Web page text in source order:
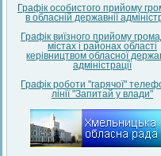
Графік особистого прийому
в обласній державнії
Графік виїзного прийому
містах і районах області
керівництвом обласної
адміністрації
Графік роботи "гарячої"
лінії "Запитай у влади"